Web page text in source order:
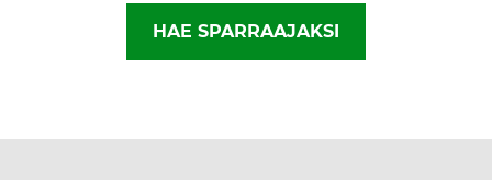
HAE SPARRAAJAKSI